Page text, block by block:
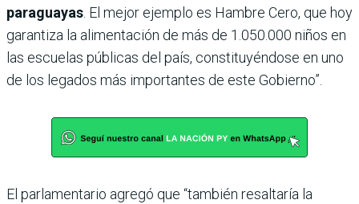
paraguayas. El mejor ejemplo es Hambre Cero, que hoy
garantiza la alimentación de más de 1.050.000 niños en
las escuelas públicas del país, constituyéndose en uno
de los legados más importantes de este Gobierno”.
El parlamentario agregó que “también resaltaría la